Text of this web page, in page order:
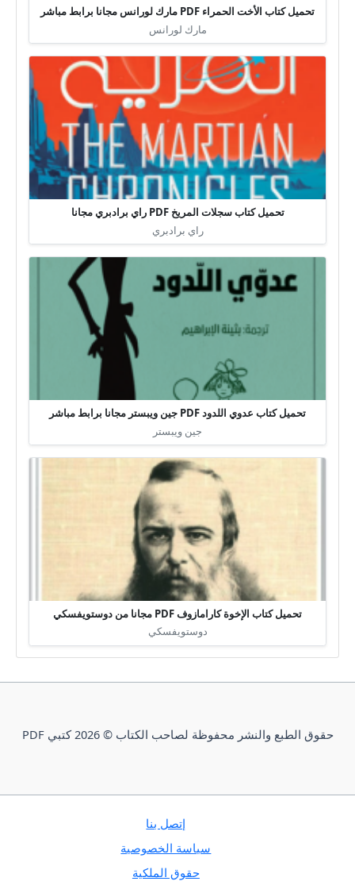
تحميل كتاب الأخت الحمراء PDF مارك لورانس مجانا برابط مباشر
مارك لورانس
تحميل كتاب سجلات المريخ PDF راي برادبري مجانا
راي برادبري
تحميل كتاب عدوي اللدود PDF جين ويبستر مجانا برابط مباشر
جين ويبستر
تحميل كتاب الإخوة كارامازوف PDF مجانا من دوستويفسكي
دوستويفسكي
حقوق الطبع والنشر محفوظة لصاحب الكتاب © 2026 كتبي PDF
إتصل بنا
سياسة الخصوصية
حقوق الملكية